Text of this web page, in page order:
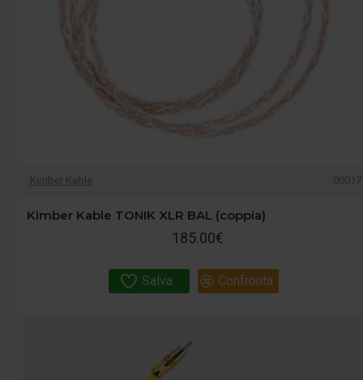
Kimber Kable 00017
Kimber Kable TONIK XLR BAL (coppia)
185.00€
Salva Confronta